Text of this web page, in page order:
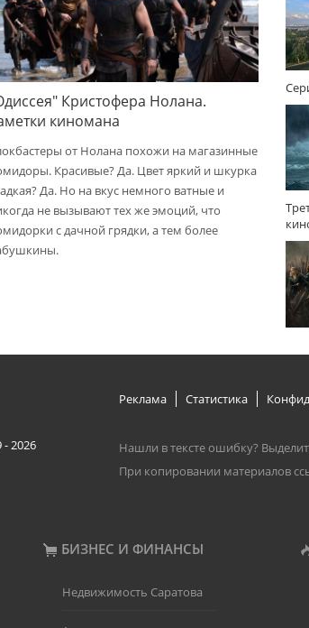
Кристофера Нолана.
киномана
от Нолана похожи на магазинные
Красивые? Да. Цвет яркий и шкурка
Да. Но на вкус немного ватные и
не вызывают тех же эмоций, что
с дачной грядки, а тем более
2026
Реклама Статистика
Нашли в тексте ошибку?
При копировании материалов
БИЗНЕС И ФИНАНСЫ
Недвижимость Саратова